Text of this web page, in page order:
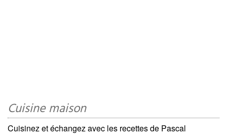
Cuisine maison
Cuisinez et échangez avec les recettes de Pascal